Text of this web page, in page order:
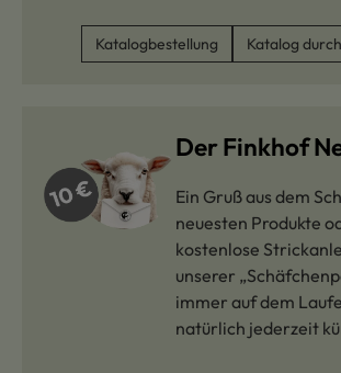
Katalogbestellung Katalog
Der Finkhof
Ein Gruß aus dem
neuesten Produkte
kostenlose
unserer
immer auf dem
natürlich jederzeit